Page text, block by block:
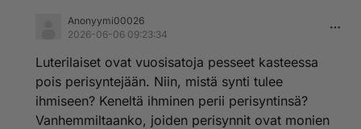
Anonyymi00026
2026-06-06 09:23:34
Luterilaiset ovat vuosisatoja pesseet kasteessa
pois perisyntejään. Niin, mistä synti tulee
ihmiseen? Keneltä ihminen perii perisyntinsä?
Vanhemmiltaanko, joiden perisynnit ovat monien